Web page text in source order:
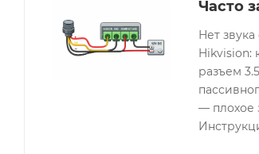
Часто
Нет
Hikvision:
разъем
— плохое